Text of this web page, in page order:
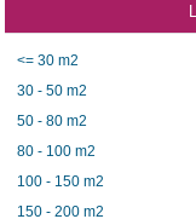
<= 30 m2
30 - 50 m2
50 - 80 m2
80 - 100 m2
100 - 150 m2
150 - 200 m2